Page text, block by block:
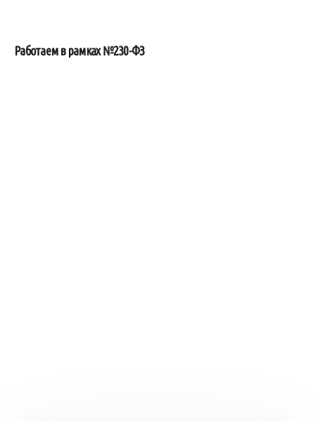
Работаем в рамках №230-ФЗ